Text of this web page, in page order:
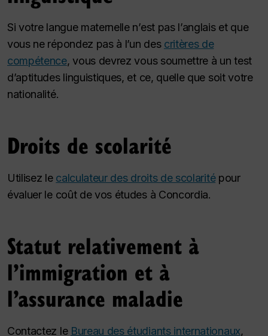
Si votre langue maternelle n’est pas l’anglais et que
vous ne répondez pas à l’un des critères de
compétence, vous devrez vous soumettre à un test
d’aptitudes linguistiques, et ce, quelle que soit votre
nationalité.
Droits de scolarité
Utilisez le calculateur des droits de scolaritépour
évaluer le coût de vos études à Concordia.
Statut relativement à
l’immigration et à
l’assurance maladie
Contactez le Bureau des étudiants internationaux,